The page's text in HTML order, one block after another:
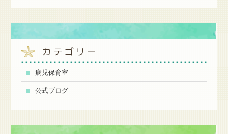
カテゴリー
病児保育室
公式ブログ